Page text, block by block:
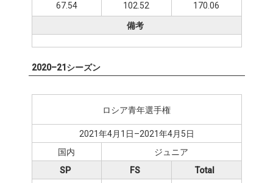
67.54
102.52
170.06
備考
2020–21シーズン
ロシア青年選手権
2021年4月1日–2021年4月5日
国内
ジュニア
SP
FS
Total